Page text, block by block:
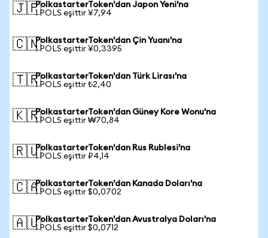
🇯🇵PolkastarterToken'dan Japon Yeni'na
1 POLS eşittir ¥7,94
🇨🇳PolkastarterToken'dan Çin Yuanı'na
1 POLS eşittir ¥0,3395
🇹🇷PolkastarterToken'dan Türk Lirası'na
1 POLS eşittir ₺2,40
🇰🇷PolkastarterToken'dan Güney Kore Wonu'na
1 POLS eşittir ₩70,84
🇷🇺PolkastarterToken'dan Rus Rublesi'na
1 POLS eşittir ₽4,14
🇨🇦PolkastarterToken'dan Kanada Doları'na
1 POLS eşittir $0,0702
🇦🇺PolkastarterToken'dan Avustralya Doları'na
1 POLS eşittir $0,0712